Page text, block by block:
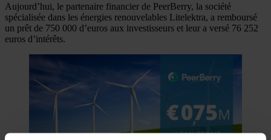
Aujourd’hui, le partenaire financier de PeerBerry, la société
spécialisée dans les énergies renouvelables Litelektra, a remboursé
un prêt de 750 000 d’euros aux investisseurs et leur a versé 76 252
euros d’intérêts.